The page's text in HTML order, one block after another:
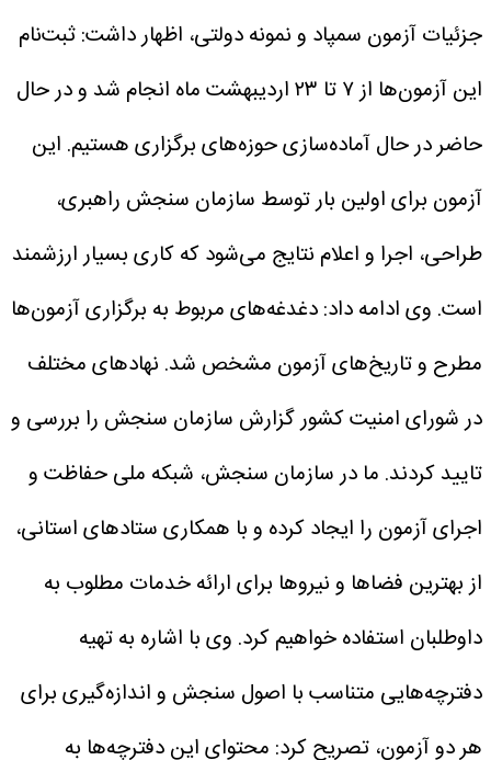
جزئیات آزمون سمپاد و نمونه دولتی، اظهار داشت: ثبت‌نام
این آزمون‌ها از ۷ تا ۲۳ اردیبهشت ماه انجام شد و در حال
حاضر در حال آماده‌سازی حوزه‌های برگزاری هستیم. این
آزمون برای اولین بار توسط سازمان سنجش راهبری،
طراحی، اجرا و اعلام نتایج می‌شود که کاری بسیار ارزشمند
است. وی ادامه داد: دغدغه‌های مربوط به برگزاری آزمون‌ها
مطرح و تاریخ‌های آزمون مشخص شد. نهادهای مختلف
در شورای امنیت کشور گزارش سازمان سنجش را بررسی و
تایید کردند. ما در سازمان سنجش، شبکه ملی حفاظت و
اجرای آزمون را ایجاد کرده و با همکاری ستادهای استانی،
از بهترین فضاها و نیروها برای ارائه خدمات مطلوب به
داوطلبان استفاده خواهیم کرد. وی با اشاره به تهیه
دفترچه‌هایی متناسب با اصول سنجش و اندازه‌گیری برای
هر دو آزمون، تصریح کرد: محتوای این دفترچه‌ها به